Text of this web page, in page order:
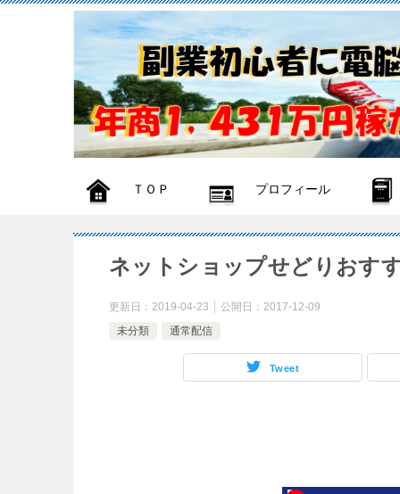
ＴＯＰ プロフィール
ネットショップせどりおす
更新日： 2019-04-23 公開日： 2017-12-09
未分類
通常配信
Tweet